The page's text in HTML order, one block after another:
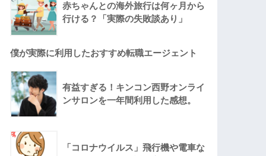
赤ちゃんとの海外旅行は何ヶ月から
行ける？「実際の失敗談あり」
僕が実際に利用したおすすめ転職エージェント
有益すぎる！キンコン西野オンライ
ンサロンを一年間利用した感想。
「コロナウイルス」飛行機や電車な